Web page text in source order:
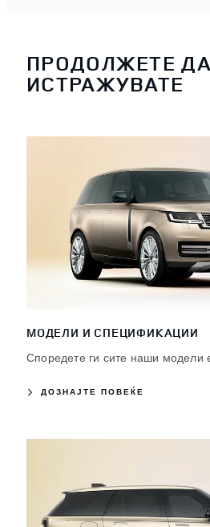
ПРОДОЛЖЕТЕ ДА
ИСТРАЖУВАТЕ
МОДЕЛИ И СПЕЦИФИКАЦИИ
Споредете ги сите наши модели
ДОЗНАЈТЕ ПОВЕЌЕ